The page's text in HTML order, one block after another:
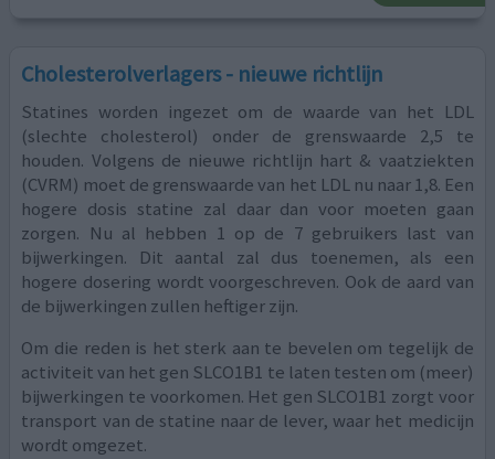
Cholesterolverlagers - nieuwe richtlijn
Statines worden ingezet om de waarde van het LDL
(slechte cholesterol) onder de grenswaarde 2,5 te
houden. Volgens de nieuwe richtlijn hart & vaatziekten
(CVRM) moet de grenswaarde van het LDL nu naar 1,8. Een
hogere dosis statine zal daar dan voor moeten gaan
zorgen. Nu al hebben 1 op de 7 gebruikers last van
bijwerkingen. Dit aantal zal dus toenemen, als een
hogere dosering wordt voorgeschreven. Ook de aard van
de bijwerkingen zullen heftiger zijn.
Om die reden is het sterk aan te bevelen om tegelijk de
activiteit van het gen SLCO1B1 te laten testen om (meer)
bijwerkingen te voorkomen. Het gen SLCO1B1 zorgt voor
transport van de statine naar de lever, waar het medicijn
wordt omgezet.